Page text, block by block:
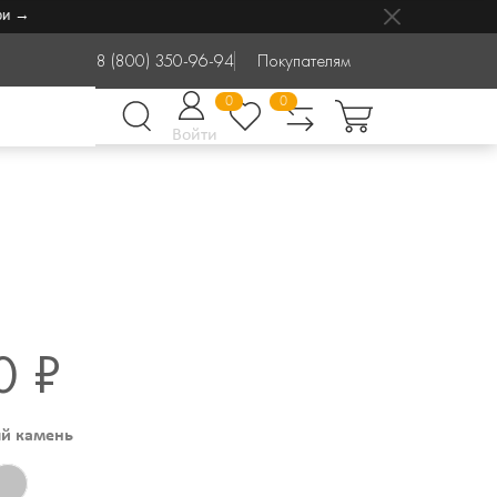
8 (800) 350-96-94 Покупателям
Войти
0 0
₽
камень